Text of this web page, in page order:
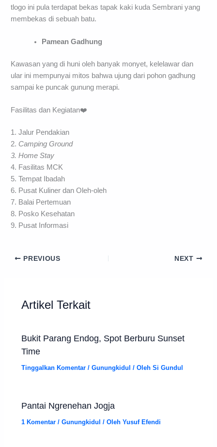
tlogo ini pula terdapat bekas tapak kaki kuda Sembrani yang
membekas di sebuah batu.
Pamean Gadhung
Kawasan yang di huni oleh banyak monyet, kelelawar dan
ular ini mempunyai mitos bahwa ujung dari pohon gadhung
sampai ke puncak gunung merapi.
Fasilitas dan Kegiatan❤️
1. Jalur Pendakian
2. Camping Ground
3. Home Stay
4. Fasilitas MCK
5. Tempat Ibadah
6. Pusat Kuliner dan Oleh-oleh
7. Balai Pertemuan
8. Posko Kesehatan
9. Pusat Informasi
PREVIOUS NEXT
Artikel Terkait
Bukit Parang Endog, Spot Berburu Sunset
Time
Tinggalkan Komentar /Gunungkidul / OlehSi Gundul
Pantai Ngrenehan Jogja
1 Komentar /Gunungkidul / OlehYusuf Efendi